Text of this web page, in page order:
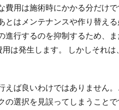
費用は施術時にかかる分だけ
はメンテナンスや作り替える
進行するのを抑制するため、
は発生します。 しかしそれ
えば良いわけではありません
選択を見誤ってしまうことで